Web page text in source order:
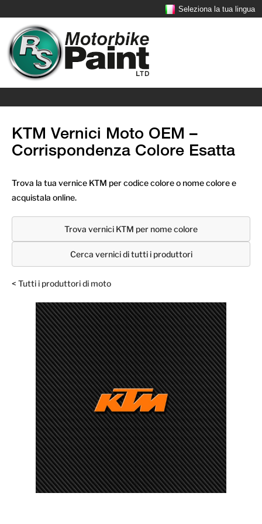
Seleziona la tua lingua
KTM Vernici Moto OEM –
Corrispondenza Colore Esatta
Trova la tua vernice KTM per codice colore o nome colore e
acquistala online.
Trova vernici KTM per nome colore
Cerca vernici di tutti i produttori
< Tutti i produttori di moto